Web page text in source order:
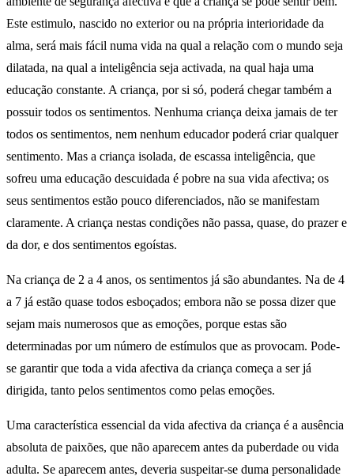
Este estimulo, nascido no exterior ou na própria interioridade da
alma, será mais fácil numa vida na qual a relação com o mundo seja
dilatada, na qual a inteligência seja activada, na qual haja uma
educação constante. A criança, por si só, poderá chegar também a
possuir todos os sentimentos. Nenhuma criança deixa jamais de ter
todos os sentimentos, nem nenhum educador poderá criar qualquer
sentimento. Mas a criança isolada, de escassa inteligência, que
sofreu uma educação descuidada é pobre na sua vida afectiva; os
seus sentimentos estão pouco diferenciados, não se manifestam
claramente. A criança nestas condições não passa, quase, do prazer e
da dor, e dos sentimentos egoístas.
Na criança de 2 a 4 anos, os sentimentos já são abundantes. Na de 4
a 7 já estão quase todos esboçados; embora não se possa dizer que
sejam mais numerosos que as emoções, porque estas são
determinadas por um número de estímulos que as provocam. Pode-
se garantir que toda a vida afectiva da criança começa a ser já
dirigida, tanto pelos sentimentos como pelas emoções.
Uma característica essencial da vida afectiva da criança é a ausência
absoluta de paixões, que não aparecem antes da puberdade ou vida
adulta. Se aparecem antes, deveria suspeitar-se duma personalidade